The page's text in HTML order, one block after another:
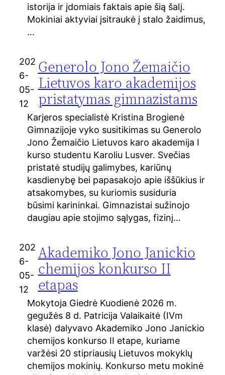
istorija ir įdomiais faktais apie šią šalį.
Mokiniai aktyviai įsitraukė į stalo žaidimus,
…
202
6-
05-
12
Generolo Jono Žemaičio
Lietuvos karo akademijos
pristatymas gimnazistams
Karjeros specialistė Kristina Brogienė
Gimnazijoje vyko susitikimas su Generolo
Jono Žemaičio Lietuvos karo akademija I
kurso studentu Karoliu Lusver. Svečias
pristatė studijų galimybes, kariūnų
kasdienybę bei papasakojo apie iššūkius ir
atsakomybes, su kuriomis susiduria
būsimi karininkai. Gimnazistai sužinojo
daugiau apie stojimo sąlygas, fizinį…
202
6-
05-
12
Akademiko Jono Janickio
chemijos konkurso II
etapas
Mokytoja Giedrė Kuodienė 2026 m.
gegužės 8 d. Patricija Valaikaitė (IVm
klasė) dalyvavo Akademiko Jono Janickio
chemijos konkurso II etape, kuriame
varžėsi 20 stipriausių Lietuvos mokyklų
chemijos mokinių. Konkurso metu mokinė